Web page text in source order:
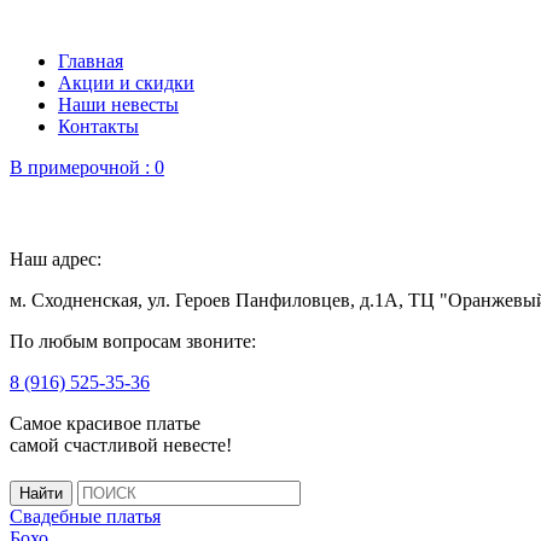
Главная
Акции и скидки
Наши невесты
Контакты
В примерочной : 0
Наш адрес:
м. Сходненская, ул. Героев Панфиловцев, д.1А, ТЦ
По любым вопросам звоните:
8 (916) 525-35-36
Самое красивое платье
самой счастливой невесте!
Свадебные платья